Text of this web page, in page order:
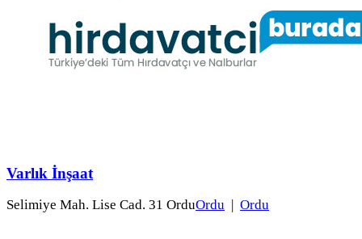
Varlık İnşaat
Selimiye Mah. Lise Cad. 31 OrduOrdu Ordu